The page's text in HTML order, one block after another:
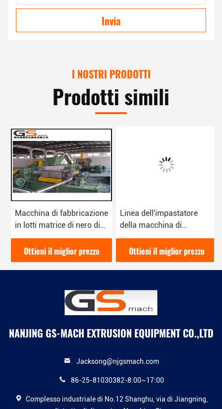
Invia
I NOSTRI PRODOTTI
Prodotti simili
Macchina di fabbricazione
in lotti matrice di nero di
carbonio con
l'impastatore/espulsore a
due fasi
Ottieni il miglior prezzo
Linea dell'impastatore
della macchina di
fabbricazione in lotti
matrice del riempitore di
PP/PE per i film di salto
Ottieni il miglior prezzo
NANJING GS-MACH EXTRUSION EQUIPMENT CO.,LTD
Jacksong@njgsmach.com
86-25-81030382-8:00~17:00
Complesso industriale di No.12 Shanghu, via di Jiangning,